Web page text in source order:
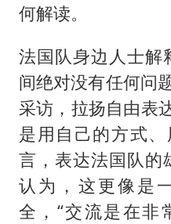
何解读。
法国队身边人士解
间绝对没有任何问
采访，拉扬自由表
是用自己的方式
言，表达法国队的
认为，这更像是
全，“交流是在非